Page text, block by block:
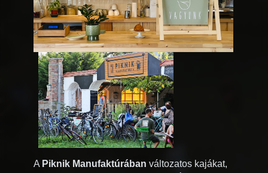
A Piknik Manufaktúrában változatos kajákat,